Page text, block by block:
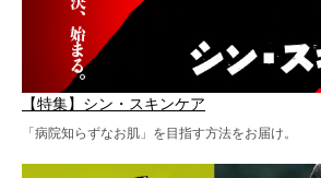
【特集】シン・スキンケア
「病院知らずなお肌」を目指す方法をお届け。